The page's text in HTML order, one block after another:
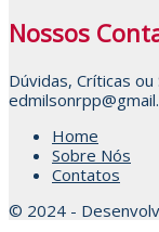
Nossos
Dúvidas, Críticas
Home
Sobre Nós
Contatos
© 2024 -